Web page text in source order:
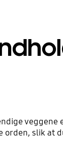
orden, slik at